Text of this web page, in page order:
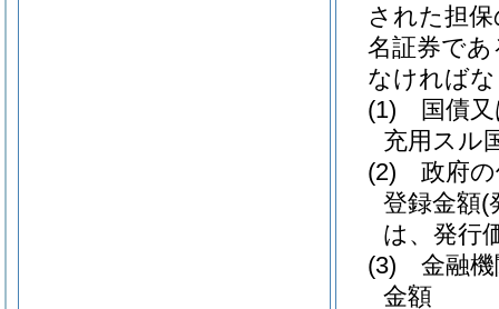
された担
名証券で
なければ
(1)
国債
充用スル
(2)
政府
登録金額(
は、発行
(3)
金融
金額